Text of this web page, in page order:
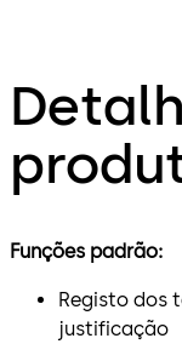
Funções padrão:
Registo dos
justificação